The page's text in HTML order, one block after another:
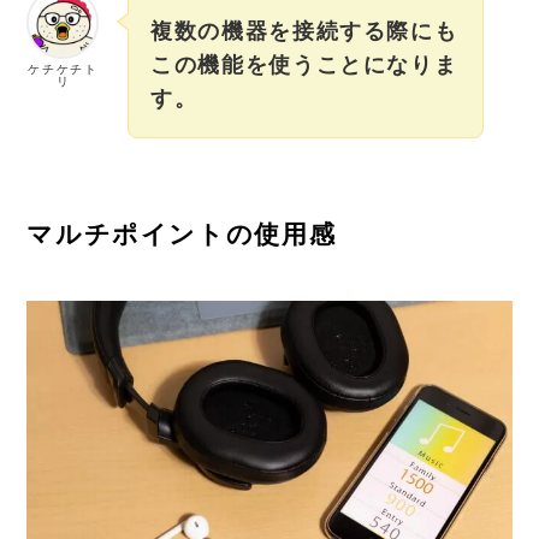
ケチケチト
リ
複数の機器を接続する際にも
この機能を使うことになりま
す。
マルチポイントの使用感